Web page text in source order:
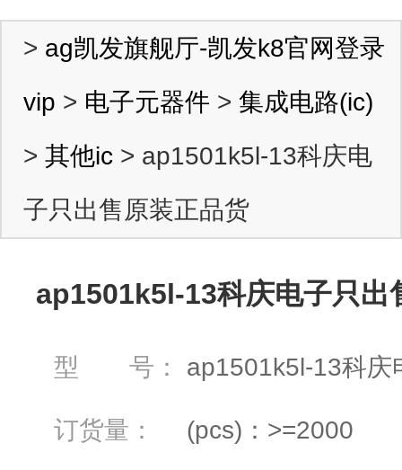
> ag凯发旗舰厅-凯发k8官网登录
vip > 电子元器件 > 集成电路(ic)
> 其他ic > ap1501k5l-13科庆电
子只出售原装正品货
ap1501k5l-13科庆电子只出
型 号： ap1501k5l-13科庆
订货量： (pcs)：>=2000